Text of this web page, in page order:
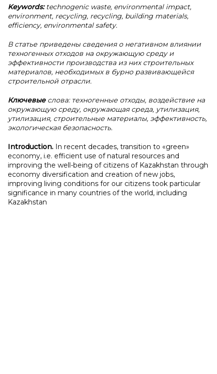
Keywords: technogenic waste, environmental impact,
environment, recycling, recycling, building materials,
efficiency, environmental safety.
В статье приведены сведения о негативном влиянии
техногенных отходов на окружающую среду и
эффективности производства из них строительных
материалов, необходимых в бурно развивающейся
строительной отрасли.
Ключевые слова: техногенные отходы, воздействие на
окружающую среду, окружающая среда, утилизация,
утилизация, строительные материалы, эффективность,
экологическая безопасность.
Introduction. In recent decades, transition to «green»
economy, i.e. efficient use of natural resources and
improving the well-being of citizens of Kazakhstan through
economy diversification and creation of new jobs,
improving living conditions for our citizens took particular
significance in many countries of the world, including
Kazakhstan